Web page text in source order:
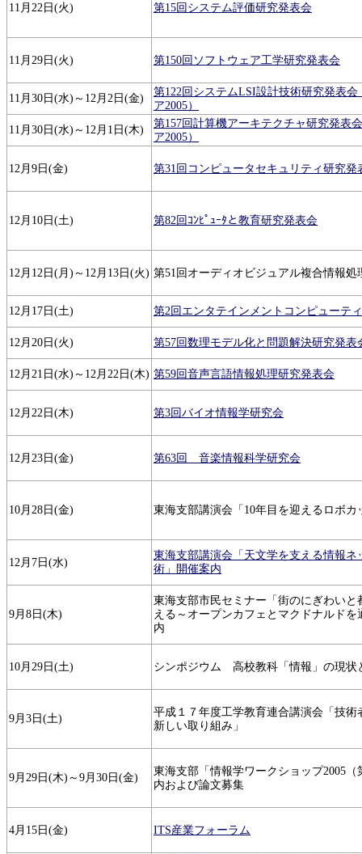
11月22日(火) 第15回システム評価研究発表会
11月29日(火) 第150回ソフトウェア工学研究発表会
11月30日(水)～12月2日(金)
第122回システムLSI設計技術研究発表会
ア2005）
11月30日(水)～12月1日(木)
第157回計算機アーキテクチャ研究発表
ア2005）
12月9日(金) 第31回コンピュータセキュリティ研究発
12月10日(土) 第82回ｺﾝﾋﾟｭｰﾀと教育研究発表会
12月12日(月)～12月13日(火) 第51回オーディオビジュアル複合情報処
12月17日(土) 第2回エンタテインメントコンピューテ
12月20日(火) 第57回数理モデル化と問題解決研究発表
12月21日(水)～12月22日(木) 第59回音声言語情報処理研究発表会
12月22日(木) 第3回バイオ情報学研究会
12月23日(金) 第63回 音楽情報科学研究会
10月28日(金) 東海支部講演会「10年目を迎えるロボカ
12月7日(水)
東海支部講演会「天文学を支える情報ネ
術」開催案内
9月8日(木)
東海支部市民セミナー「街のにぎわいと
える～オープンカフェとマクドナルドを
内
10月29日(土) シンポジウム 高校教科「情報」の現状
9月3日(土)
平成１７年度工学教育連合講演会「技術
新しい取り組み」
9月29日(木)～9月30日(金)
東海支部「情報学ワークショップ2005（
内および論文募集
4月15日(金) ITS産業フォーラム